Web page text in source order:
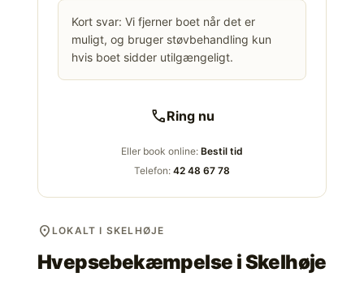
Kort svar: Vi fjerner boet når det er
muligt, og bruger støvbehandling kun
hvis boet sidder utilgængeligt.
callRing nu
Eller book online: Bestil tid
Telefon: 42 48 67 78
location_on LOKALT I SKELHØJE
Hvepsebekæmpelse iSkelhøje